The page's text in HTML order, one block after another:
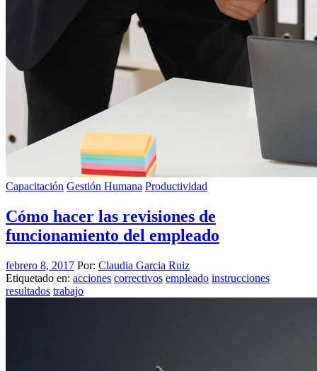
Capacitación Gestión Humana Productividad
Cómo hacer las revisiones de
funcionamiento del empleado
febrero 8, 2017 Por: Claudia Garcia Ruiz
Etiquetado en: acciones correctivos empleado instrucciones
resultados trabajo